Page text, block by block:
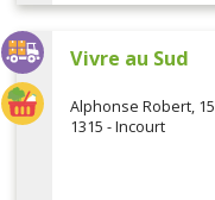
Vivre au Sud
Alphonse Robert, 15
1315 - Incourt